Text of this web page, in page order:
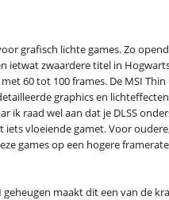
grafisch lichte games. Zo
zwaardere titel in
60 tot 100 frames. De MSI
graphics en
ik raad wel aan dat je DLSS
vloeiende gamet. Voor
games op een hogere
maakt dit een van de